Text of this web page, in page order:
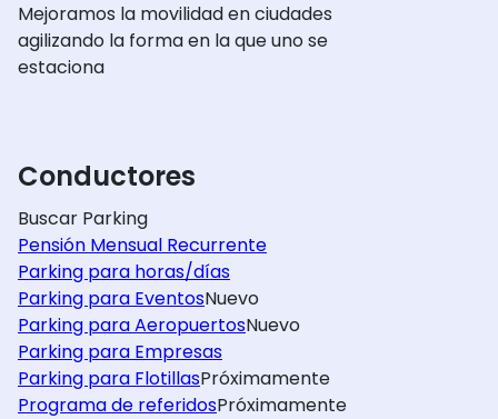
Mejoramos la movilidad en ciudades
agilizando la forma en la que uno se
estaciona
Conductores
Buscar Parking
Pensión Mensual Recurrente
Parking para horas/días
Parking para EventosNuevo
Parking para AeropuertosNuevo
Parking para Empresas
Parking para FlotillasPróximamente
Programa de referidosPróximamente